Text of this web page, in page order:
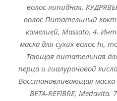
волос липидная,
волос Питательный
камелией, Massato. 4.
маска для сухих волос hi,
Тающая питательная
перца и гиалуроновой
Восстанавливающая
BETA-REFIBRE,